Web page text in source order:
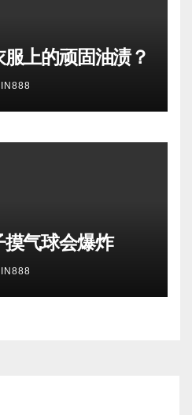
上的顽固油渍？
气球会爆炸